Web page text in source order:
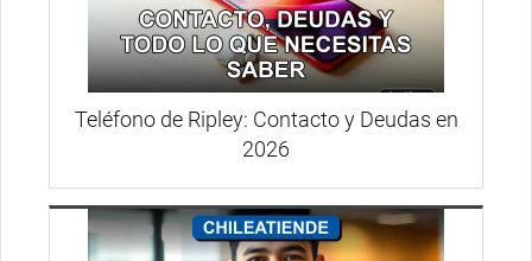
Teléfono de Ripley: Contacto y Deudas en
2026